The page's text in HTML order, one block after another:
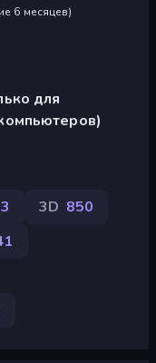
6 месяцев)
для
3D 850